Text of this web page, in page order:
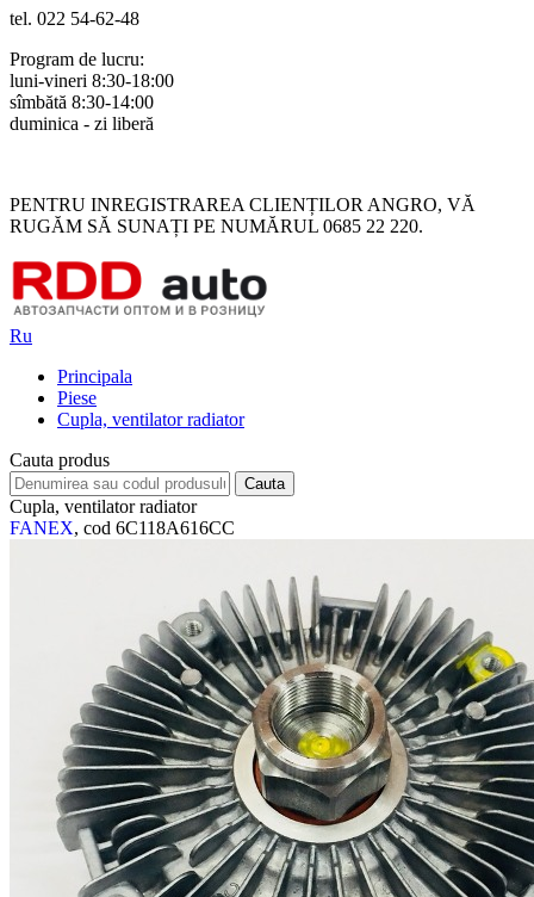
tel. 022 54-62-48
Program de lucru:
luni-vineri 8:30-18:00
sîmbătă 8:30-14:00
duminica - zi liberă
PENTRU INREGISTRAREA CLIENȚILOR ANGRO, VĂ
RUGĂM SĂ SUNAȚI PE NUMĂRUL 0685 22 220.
Ru
Principala
Piese
Cupla, ventilator radiator
Cauta produs
Cupla, ventilator radiator
FANEX, cod 6C118A616CC